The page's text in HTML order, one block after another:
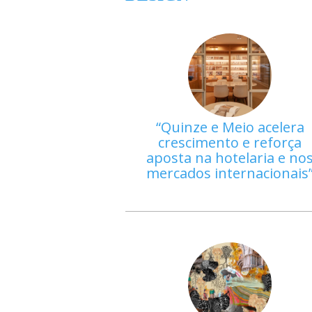
Quinze e Meio acelera
crescimento e reforça
aposta na hotelaria e nos
mercados internacionais